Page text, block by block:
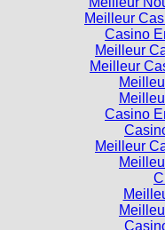
Meilleur
Casino
Meilleur
Meilleur
Casino
Meilleur